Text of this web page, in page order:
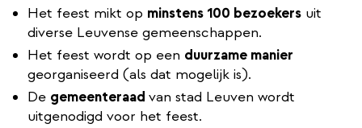
Het feest mikt op minstens 100 bezoekers uit
diverse Leuvense gemeenschappen.
Het feest wordt op een duurzame manier
georganiseerd (als dat mogelijk is).
De gemeenteraad van stad Leuven wordt
uitgenodigd voor het feest.